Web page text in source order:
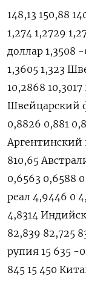
148,13 150,88
1,274 1,2729
доллар 1,3508 -
1,3605 1,323
10,2868
Швейцарский
0,8826 0,881
Аргентинский
810,65
0,6563 0,6588
реал 4,9446 0
4,8314
82,839 82,725
рупия 15 635 -
845 15 450